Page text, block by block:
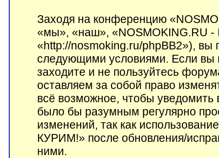
Заходя на конференцию
«мы», «наш», «NOSMOKING.RU
«http://nosmoking.ru/phpBB2»), вы
следующими условиями. Если вы
заходите и не пользуйтесь
оставляем за собой право
всё возможное, чтобы
было бы разумным регулярно
изменений, так как
КУРИМ!» после обновления/
ними.